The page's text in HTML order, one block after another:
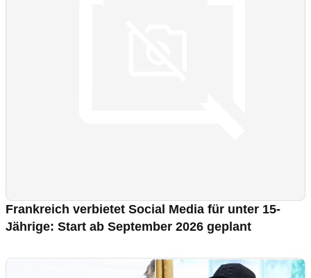
Frankreich verbietet Social Media für unter 15-
Jährige: Start ab September 2026 geplant